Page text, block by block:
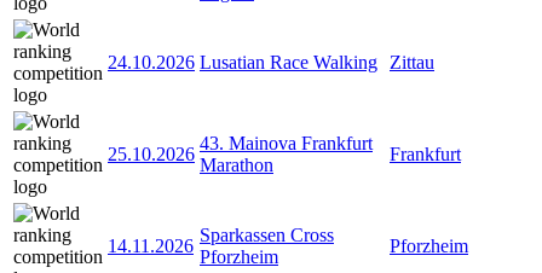
24.10.2026 Lusatian Race Walking Zittau
25.10.2026
43. Mainova Frankfurt
Marathon
Frankfurt
14.11.2026
Sparkassen Cross
Pforzheim
Pforzheim